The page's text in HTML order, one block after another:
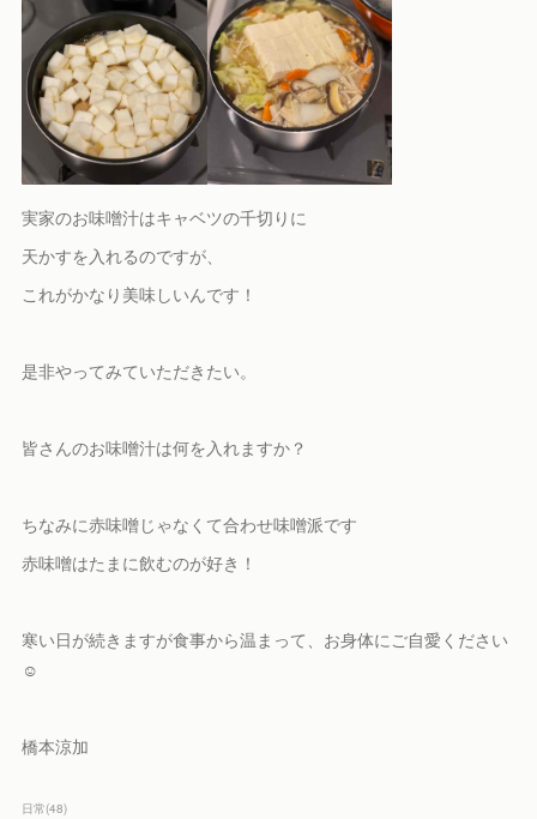
実家のお味噌汁はキャベツの千切りに
天かすを入れるのですが、
これがかなり美味しいんです！
是非やってみていただきたい。
皆さんのお味噌汁は何を入れますか？
ちなみに赤味噌じゃなくて合わせ味噌派です
赤味噌はたまに飲むのが好き！
寒い日が続きますが食事から温まって、お身体にご自愛ください
☺︎
橋本涼加
日常(48)